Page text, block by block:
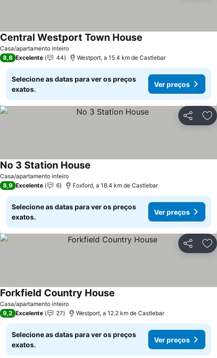
Casa/apartamento inteiro
Central Westport Town House
8,8 Excelente 44 Westport, a 15.4 km de Castlebar
Selecione as datas para ver os preços
exatos.
Ver preços
Partilhar
Casa/apartamento inteiro
No 3 Station House
8,9 Excelente 6 Foxford, a 18.4 km de Castlebar
Selecione as datas para ver os preços
exatos.
Ver preços
Partilhar
Casa/apartamento inteiro
Forkfield Country House
9,2 Excelente 27 Westport, a 12.2 km de Castlebar
Selecione as datas para ver os preços
exatos.
Ver preços